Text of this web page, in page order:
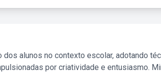
alunos no contexto escolar, adotando
por criatividade e entusiasmo.